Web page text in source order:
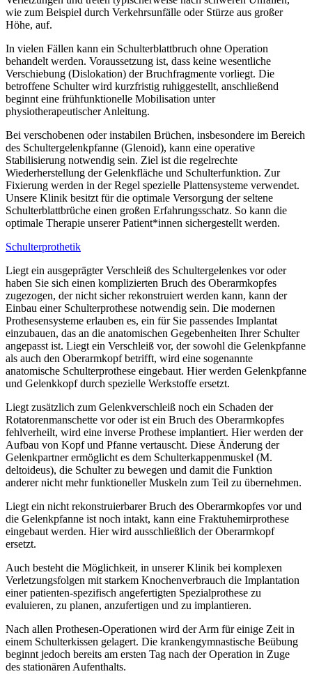
wie zum Beispiel durch Verkehrsunfälle oder Stürze aus großer
Höhe, auf.
In vielen Fällen kann ein Schulterblattbruch ohne Operation
behandelt werden. Voraussetzung ist, dass keine wesentliche
Verschiebung (Dislokation) der Bruchfragmente vorliegt. Die
betroffene Schulter wird kurzfristig ruhiggestellt, anschließend
beginnt eine frühfunktionelle Mobilisation unter
physiotherapeutischer Anleitung.
Bei verschobenen oder instabilen Brüchen, insbesondere im Bereich
des Schultergelenkpfanne (Glenoid), kann eine operative
Stabilisierung notwendig sein. Ziel ist die regelrechte
Wiederherstellung der Gelenkfläche und Schulterfunktion. Zur
Fixierung werden in der Regel spezielle Plattensysteme verwendet.
Unsere Klinik besitzt für die optimale Versorgung der seltene
Schulterblattbrüche einen großen Erfahrungsschatz. So kann die
optimale Therapie unserer Patient*innen sichergestellt werden.
Schulterprothetik
Liegt ein ausgeprägter Verschleiß des Schultergelenkes vor oder
haben Sie sich einen komplizierten Bruch des Oberarmkopfes
zugezogen, der nicht sicher rekonstruiert werden kann, kann der
Einbau einer Schulterprothese notwendig sein. Die modernen
Prothesensysteme erlauben es, ein für Sie passendes Implantat
einzubauen, das an die anatomischen Gegebenheiten Ihrer Schulter
angepasst ist. Liegt ein Verschleiß vor, der sowohl die Gelenkpfanne
als auch den Oberarmkopf betrifft, wird eine sogenannte
anatomische Schulterprothese eingebaut. Hier werden Gelenkpfanne
und Gelenkkopf durch spezielle Werkstoffe ersetzt.
Liegt zusätzlich zum Gelenkverschleiß noch ein Schaden der
Rotatorenmanschette vor oder ist ein Bruch des Oberarmkopfes
fehlverheilt, wird eine inverse Prothese implantiert. Hier werden der
Aufbau von Kopf und Pfanne vertauscht. Diese Änderung der
Gelenkpartner ermöglicht es dem Schulterkappenmuskel (M.
deltoideus), die Schulter zu bewegen und damit die Funktion
anderer nicht mehr funktioneller Muskeln zum Teil zu übernehmen.
Liegt ein nicht rekonstruierbarer Bruch des Oberarmkopfes vor und
die Gelenkpfanne ist noch intakt, kann eine Fraktuhemirprothese
eingebaut werden. Hier wird ausschließlich der Oberarmkopf
ersetzt.
Auch besteht die Möglichkeit, in unserer Klinik bei komplexen
Verletzungsfolgen mit starkem Knochenverbrauch die Implantation
einer patienten-spezifisch angefertigten Spezialprothese zu
evaluieren, zu planen, anzufertigen und zu implantieren.
Nach allen Prothesen-Operationen wird der Arm für einige Zeit in
einem Schulterkissen gelagert. Die krankengymnastische Beübung
beginnt jedoch bereits am ersten Tag nach der Operation in Zuge
des stationären Aufenthalts.